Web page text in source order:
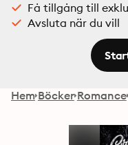
Få tillgång till
Avsluta när du vill
Hem Böcker Romance